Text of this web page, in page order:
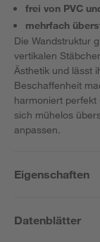
frei von PVC
mehrfach
Die Wandstruktur
vertikalen
Ästhetik und lässt
Beschaffenheit
harmoniert
sich mühelos
anpassen.
Eigenschaften
Datenblätter